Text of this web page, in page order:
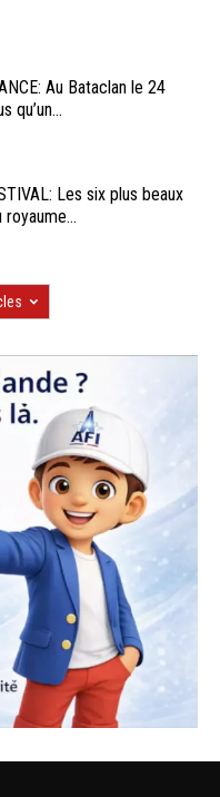
Au Bataclan le 24
qu’un...
Les six plus beaux
royaume...